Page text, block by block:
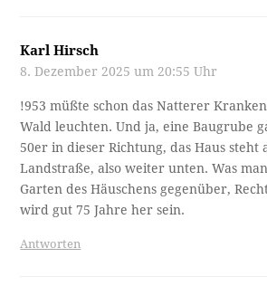
Karl Hirsch
8. Dezember 2025 um 20:55 Uhr
!953 müßte schon das Natterer
Wald leuchten. Und ja, eine Baugrube
50er in dieser Richtung, das Haus
Landstraße, also weiter unten. Was
Garten des Häuschens gegenüber,
wird gut 75 Jahre her sein.
Antworten